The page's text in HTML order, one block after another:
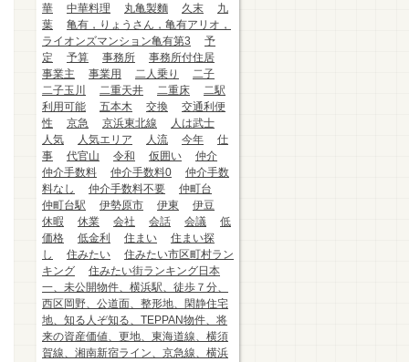
華
中華料理 丸亀製麵 久末
九
葉
亀有，りょうさん，亀有アリオ，
ライオンズマンション亀有第3
予
定
予算 事務所
事務所付住居
事業主
事業用 二人乗り
二子
二子玉川
二重天井 二重床
二駅
利用可能
五本木 交換
交通利便
性
京急 京浜東北線
人は武士
人気
人気エリア 人流 今年
仕
事
代官山 令和 仮囲い
仲介
仲介手数料
仲介手数料0
仲介手数
料なし
仲介手数料不要
仲町台
仲町台駅
伊勢原市 伊東
伊豆
休暇
休業 会社 会話 会議
低
価格
低金利 住まい
住まい探
し
住みたい
住みたい市区町村ラン
キング
住みたい街ランキング日本
一、未公開物件、横浜駅、徒歩７分、
西区岡野、公道面、整形地、閑静住宅
地、知る人ぞ知る、TEPPAN物件、将
来の資産価値、更地、東海道線、横須
賀線、湘南新宿ライン、京急線、横浜